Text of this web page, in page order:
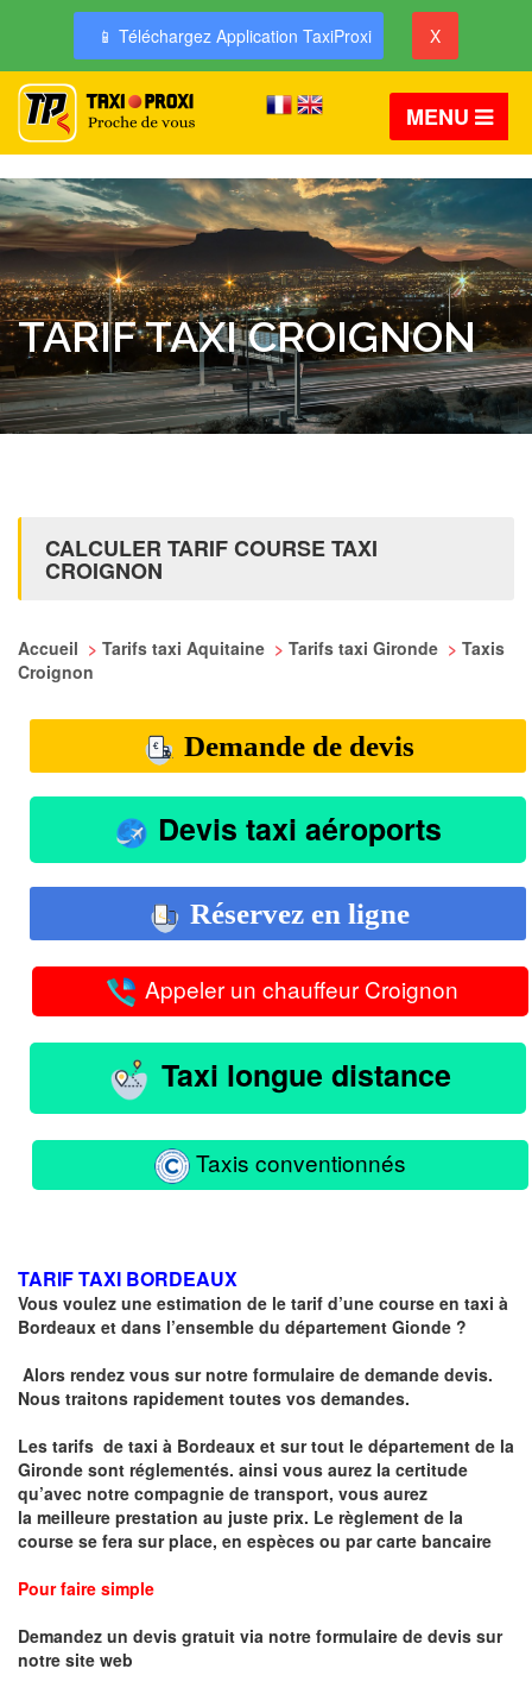
📱 Téléchargez Application TaxiProxi X
MENU
TARIF TAXI CROIGNON
CALCULER TARIF COURSE TAXI
CROIGNON
Accueil > Tarifs taxi Aquitaine > Tarifs taxi Gironde > Taxis
Croignon
Demande de devis
Devis taxi aéroports
Réservez en ligne
Appeler un chauffeur Croignon
Taxi longue distance
Taxis conventionnés
TARIF TAXI BORDEAUX
Vous voulez une estimation de le tarif d’une course en taxi à
Bordeaux et dans l’ensemble du département Gionde ?
Alors rendez vous sur notre formulaire de demande devis.
Nous traitons rapidement toutes vos demandes.
Les tarifs de taxi à Bordeaux et sur tout le département de la
Gironde sont réglementés. ainsi vous aurez la certitude
qu’avec notre compagnie de transport, vous aurez
la meilleure prestation au juste prix. Le règlement de la
course se fera sur place, en espèces ou par carte bancaire
Pour faire simple
Demandez un devis gratuit via notre formulaire de devis sur
notre site web